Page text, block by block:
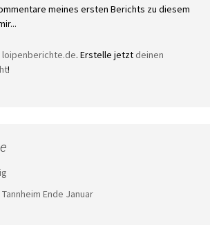
meines ersten Berichts zu diesem
loipenberichte.de. Erstelle jetzt deinen
!
Ende Januar